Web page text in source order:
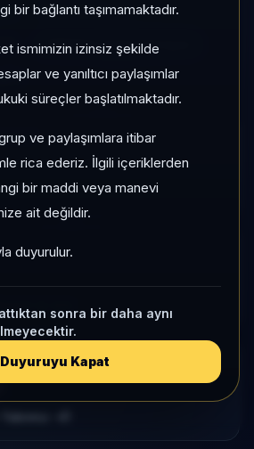
bir bağlantı taşımamaktadır.
ismimizin izinsiz şekilde
ve yanıltıcı paylaşımlar
süreçler başlatılmaktadır.
ve paylaşımlara itibar
rica ederiz. İlgili içeriklerden
bir maddi veya manevi
ait değildir.
duyurulur.
sonra bir daha aynı
Duyuruyu Kapat
Risk:Orta
TEFAS'ta İşlem Görüyor
içi sıra